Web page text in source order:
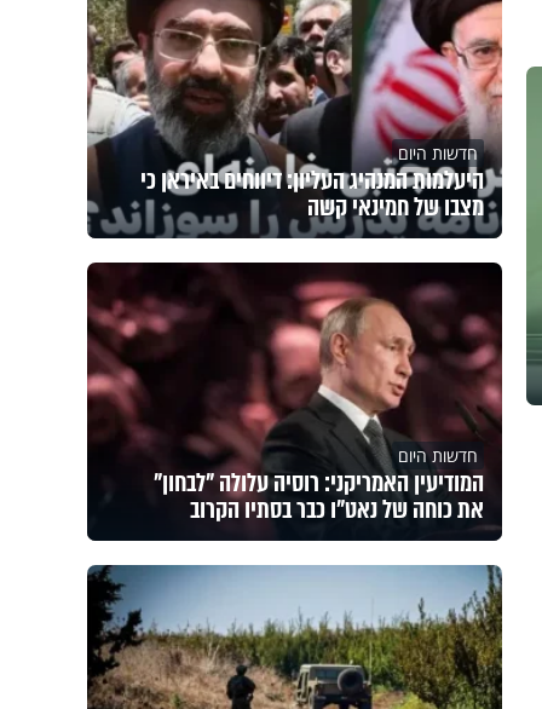
חדשות היום
היעלמות המנהיג העליון: דיווחים באיראן כי
מצבו של חמינאי קשה
חדשות היום
המודיעין האמריקני: רוסיה עלולה "לבחון"
את כוחה של נאט"ו כבר בסתיו הקרוב